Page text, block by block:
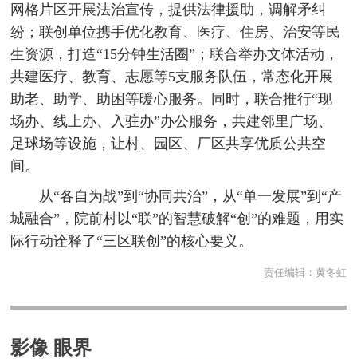
网格片区开展法治宣传，提供法律援助，调解矛纠
纷；联创单位携手优化教育、医疗、住房、治安等民
生资源，打造“15分钟生活圈”；联合举办文体活动，
共建医疗、教育、志愿等5支服务队伍，常态化开展
助老、助学、助困等暖心服务。同时，联合推行“现
场办、线上办、入驻办”办公服务，共建邻里广场、
足球场等设施，让村、园区、厂区共享优质公共空
间。
从“各自为战”到“协同共治”，从“单一发展”到“产
城融合”，院前村以“联”的智慧破解“创”的难题，用实
际行动诠释了“三区联创”的核心要义。
责任编辑： 黄冬虹
影像 眼界